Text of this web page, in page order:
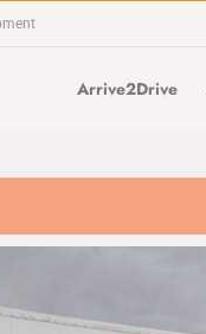
Arrive2Drive